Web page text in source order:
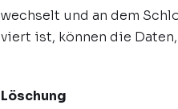
und an dem
ist, können die